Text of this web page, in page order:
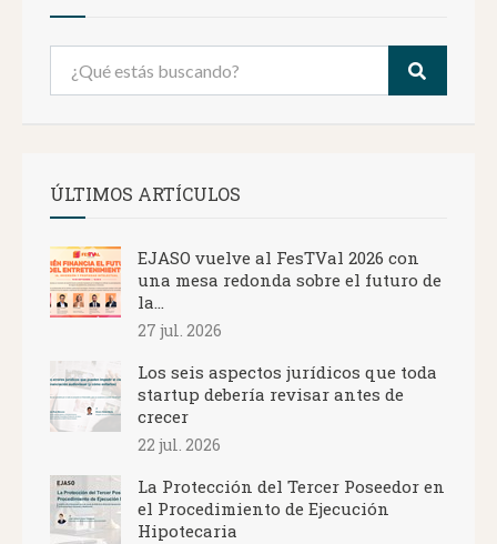
ÚLTIMOS ARTÍCULOS
EJASO vuelve al FesTVal 2026 con
una mesa redonda sobre el futuro de
la...
27 jul. 2026
Los seis aspectos jurídicos que toda
startup debería revisar antes de
crecer
22 jul. 2026
La Protección del Tercer Poseedor en
el Procedimiento de Ejecución
Hipotecaria